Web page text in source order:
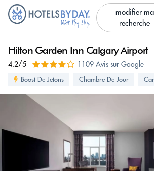
modifier ma
recherche
Hilton Garden Inn Calgary Airport
4.2/5 1109 Avis sur Google
Boost De Jetons Chambre De Jour